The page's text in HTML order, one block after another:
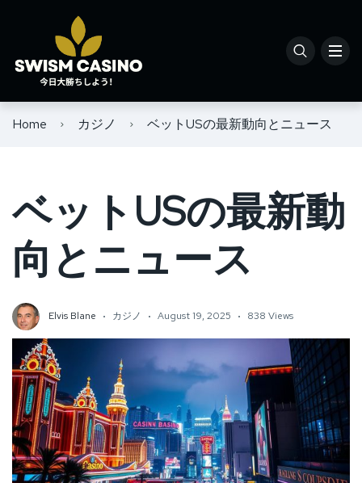
Home カジノ ベットUSの最新動向とニュース
ベットUSの最新動
向とニュース
Elvis Blane カジノ August 19, 2025 838 Views